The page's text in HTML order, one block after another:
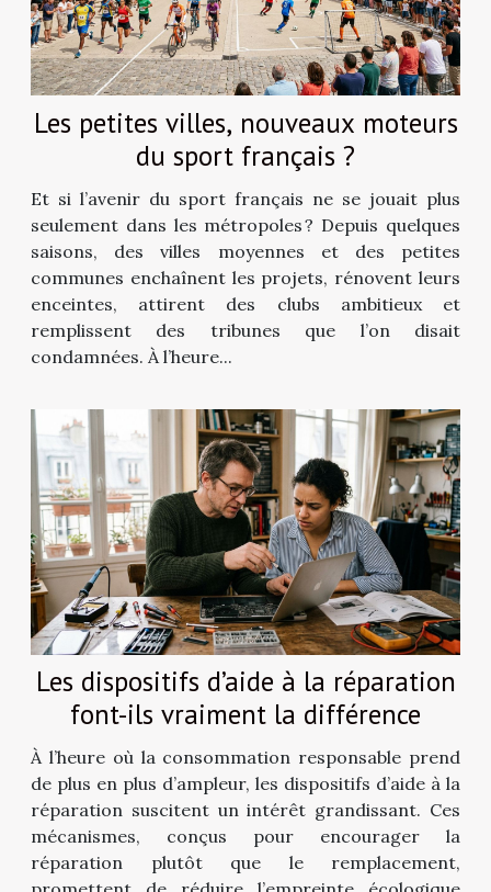
Les petites villes, nouveaux moteurs
du sport français ?
Et si l’avenir du sport français ne se jouait plus
seulement dans les métropoles ? Depuis quelques
saisons, des villes moyennes et des petites
communes enchaînent les projets, rénovent leurs
enceintes, attirent des clubs ambitieux et
remplissent des tribunes que l’on disait
condamnées. À l’heure...
Les dispositifs d’aide à la réparation
font-ils vraiment la différence
À l’heure où la consommation responsable prend
de plus en plus d’ampleur, les dispositifs d’aide à la
réparation suscitent un intérêt grandissant. Ces
mécanismes, conçus pour encourager la
réparation plutôt que le remplacement,